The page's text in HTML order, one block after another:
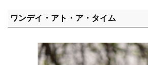
ワンデイ・アト・ア・タイム